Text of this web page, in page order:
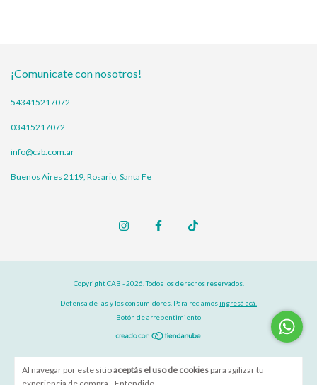
Al navegar por este sitioaceptás el uso de cookies para agilizar tu
¡Comunicate con nosotros!
543415217072
03415217072
info@cab.com.ar
Buenos Aires 2119, Rosario, Santa Fe
Copyright CAB - 2026. Todos los derechos reservados.
Defensa de las y los consumidores. Para reclamosingresá acá.
Botón de arrepentimiento